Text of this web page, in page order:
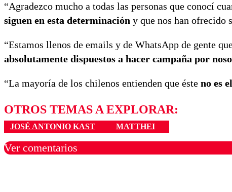
“Agradezco mucho a todas las personas que conocí
siguen en esta determinación y que nos han ofrecido
“Estamos llenos de emails y de WhatsApp de gente
absolutamente dispuestos a hacer campaña por
“La mayoría de los chilenos entienden que éste no es
OTROS TEMAS A EXPLORAR:
JOSÉ ANTONIO KAST MATTHEI
Ver comentarios